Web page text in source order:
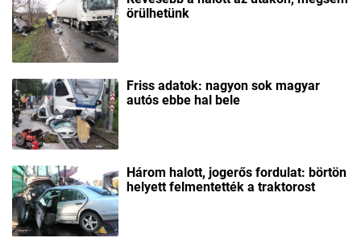
örülhetünk
Friss adatok: nagyon sok magyar
autós ebbe hal bele
Három halott, jogerős fordulat: börtön
helyett felmentették a traktorost